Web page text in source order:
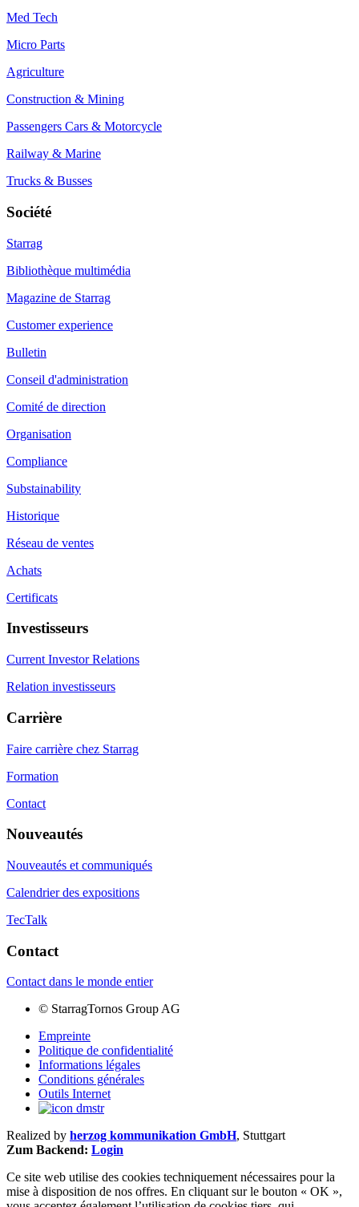
Med Tech
Micro Parts
Agriculture
Construction & Mining
Passengers Cars & Motorcycle
Railway & Marine
Trucks & Busses
Société
Starrag
Bibliothèque multimédia
Magazine de Starrag
Customer experience
Bulletin
Conseil d'administration
Comité de direction
Organisation
Compliance
Substainability
Historique
Réseau de ventes
Achats
Certificats
Investisseurs
Current Investor Relations
Relation investisseurs
Carrière
Faire carrière chez Starrag
Formation
Contact
Nouveautés
Nouveautés et communiqués
Calendrier des expositions
TecTalk
Contact
Contact dans le monde entier
© StarragTornos Group AG
Empreinte
Politique de confidentialité
Informations légales
Conditions générales
Outils Internet
Realized by herzog kommunikation GmbH, Stuttgart
Zum Backend: Login
Ce site web utilise des cookies techniquement nécessaires pour la
mise à disposition de nos offres. En cliquant sur le bouton « OK »,